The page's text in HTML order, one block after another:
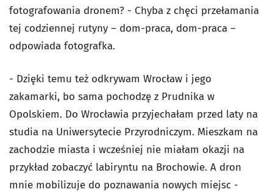
fotografowania dronem? - Chyba z chęci przełamania
tej codziennej rutyny – dom-praca, dom-praca –
odpowiada fotografka.
- Dzięki temu też odkrywam Wrocław i jego
zakamarki, bo sama pochodzę z Prudnika w
Opolskiem. Do Wrocławia przyjechałam przed laty na
studia na Uniwersytecie Przyrodniczym. Mieszkam na
zachodzie miasta i wcześniej nie miałam okazji na
przykład zobaczyć labiryntu na Brochowie. A dron
mnie mobilizuje do poznawania nowych miejsc -